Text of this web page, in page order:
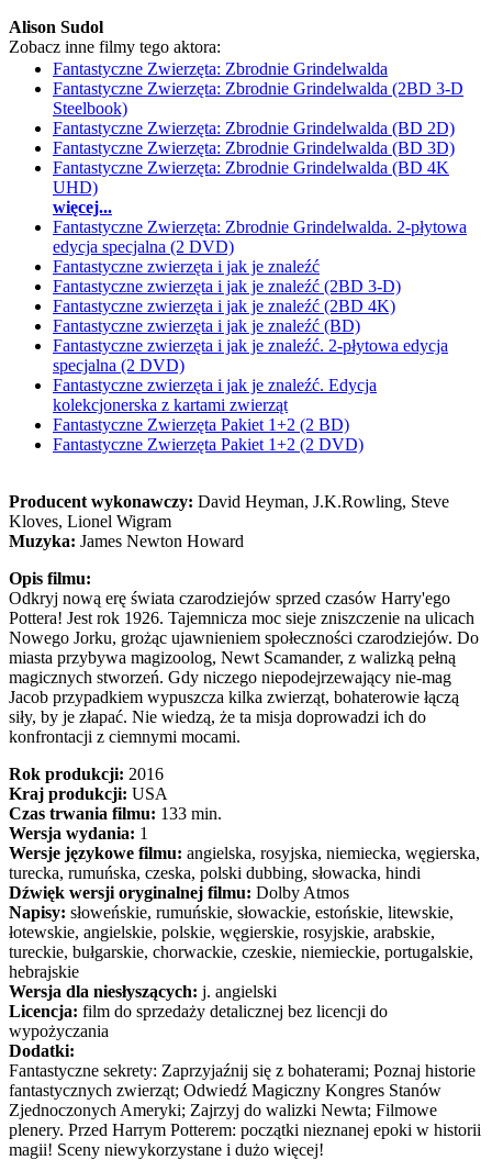
Alison Sudol
Zobacz inne filmy tego aktora:
Fantastyczne Zwierzęta: Zbrodnie Grindelwalda
Fantastyczne Zwierzęta: Zbrodnie Grindelwalda (2BD 3-D
Steelbook)
Fantastyczne Zwierzęta: Zbrodnie Grindelwalda (BD 2D)
Fantastyczne Zwierzęta: Zbrodnie Grindelwalda (BD 3D)
Fantastyczne Zwierzęta: Zbrodnie Grindelwalda (BD 4K
UHD)
więcej...
Fantastyczne Zwierzęta: Zbrodnie Grindelwalda. 2-płytowa
edycja specjalna (2 DVD)
Fantastyczne zwierzęta i jak je znaleźć
Fantastyczne zwierzęta i jak je znaleźć (2BD 3-D)
Fantastyczne zwierzęta i jak je znaleźć (2BD 4K)
Fantastyczne zwierzęta i jak je znaleźć (BD)
Fantastyczne zwierzęta i jak je znaleźć. 2-płytowa edycja
specjalna (2 DVD)
Fantastyczne zwierzęta i jak je znaleźć. Edycja
kolekcjonerska z kartami zwierząt
Fantastyczne Zwierzęta Pakiet 1+2 (2 BD)
Fantastyczne Zwierzęta Pakiet 1+2 (2 DVD)
Producent wykonawczy: David Heyman, J.K.Rowling, Steve
Kloves, Lionel Wigram
Muzyka: James Newton Howard
Opis filmu:
Odkryj nową erę świata czarodziejów sprzed czasów Harry'ego
Pottera! Jest rok 1926. Tajemnicza moc sieje zniszczenie na ulicach
Nowego Jorku, grożąc ujawnieniem społeczności czarodziejów. Do
miasta przybywa magizoolog, Newt Scamander, z walizką pełną
magicznych stworzeń. Gdy niczego niepodejrzewający nie-mag
Jacob przypadkiem wypuszcza kilka zwierząt, bohaterowie łączą
siły, by je złapać. Nie wiedzą, że ta misja doprowadzi ich do
konfrontacji z ciemnymi mocami.
Rok produkcji: 2016
Kraj produkcji: USA
Czas trwania filmu: 133 min.
Wersja wydania: 1
Wersje językowe filmu: angielska, rosyjska, niemiecka, węgierska,
turecka, rumuńska, czeska, polski dubbing, słowacka, hindi
Dźwięk wersji oryginalnej filmu: Dolby Atmos
Napisy: słoweńskie, rumuńskie, słowackie, estońskie, litewskie,
łotewskie, angielskie, polskie, węgierskie, rosyjskie, arabskie,
tureckie, bułgarskie, chorwackie, czeskie, niemieckie, portugalskie,
hebrajskie
Wersja dla niesłyszących: j. angielski
Licencja: film do sprzedaży detalicznej bez licencji do
wypożyczania
Dodatki:
Fantastyczne sekrety: Zaprzyjaźnij się z bohaterami; Poznaj historie
fantastycznych zwierząt; Odwiedź Magiczny Kongres Stanów
Zjednoczonych Ameryki; Zajrzyj do walizki Newta; Filmowe
plenery. Przed Harrym Potterem: początki nieznanej epoki w historii
magii! Sceny niewykorzystane i dużo więcej!